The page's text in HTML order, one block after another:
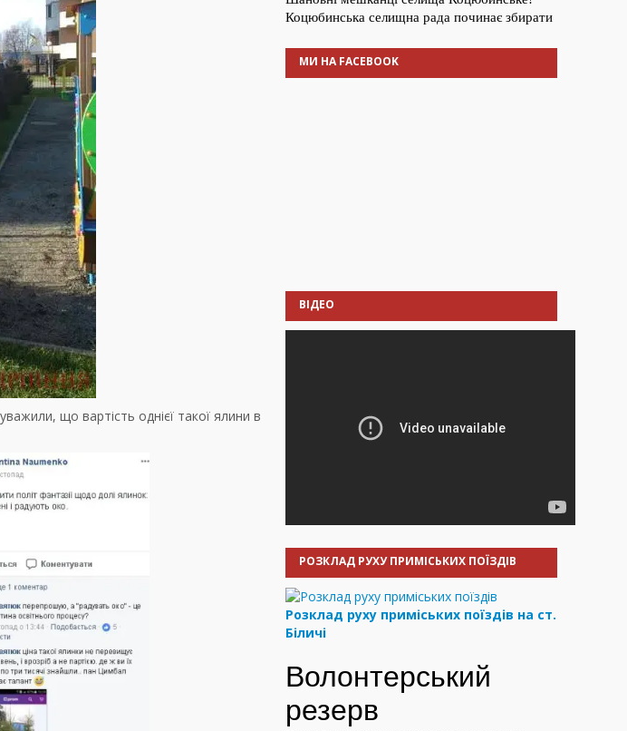
що вартість однієї такої ялини в
МИ НА FACEBOOK
ВІДЕО
РОЗКЛАД РУХУ ПРИМІСЬКИХ ПОЇЗДІВ
Розклад руху приміських поїздів на ст.
Біличі